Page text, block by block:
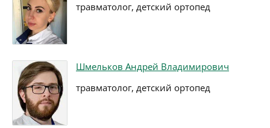
травматолог, детский ортопед
Шмельков Андрей Владимирович
травматолог, детский ортопед